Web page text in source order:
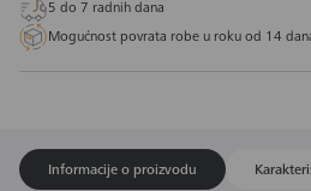
5 do 7 radnih dana
Mogućnost povrata robe u roku od 14
Informacije o proizvodu